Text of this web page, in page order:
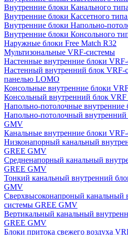
Внутренние блоки Канального
Внутренние блоки Кассетного
Внутренние блоки Напольно-
Внутренние блоки Консольного
Наружные блоки Free Match R32
Мультизональные VRF-системы
Настенные внутренние блоки
Настенный внутренний блок
панелью LOMO
Консольные внутренние блоки
Консольный внутренний блок
Напольно-потолочные внутренние
Напольно-потолочный
GMV
Канальные внутренние блоки
Низконапорный канальный
GREE GMV
Средненапорный канальный
GREE GMV
Тонкий канальный внутренний
GMV
Сверхвысоконапроный канальный
системы GREE GMV
Вертикальный канальный
GREE GMV
Блоки притока свежего воздуха